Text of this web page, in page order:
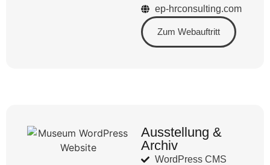
ep-hrconsulting.com
Zum Webauftritt
Ausstellung &
Archiv
WordPress CMS